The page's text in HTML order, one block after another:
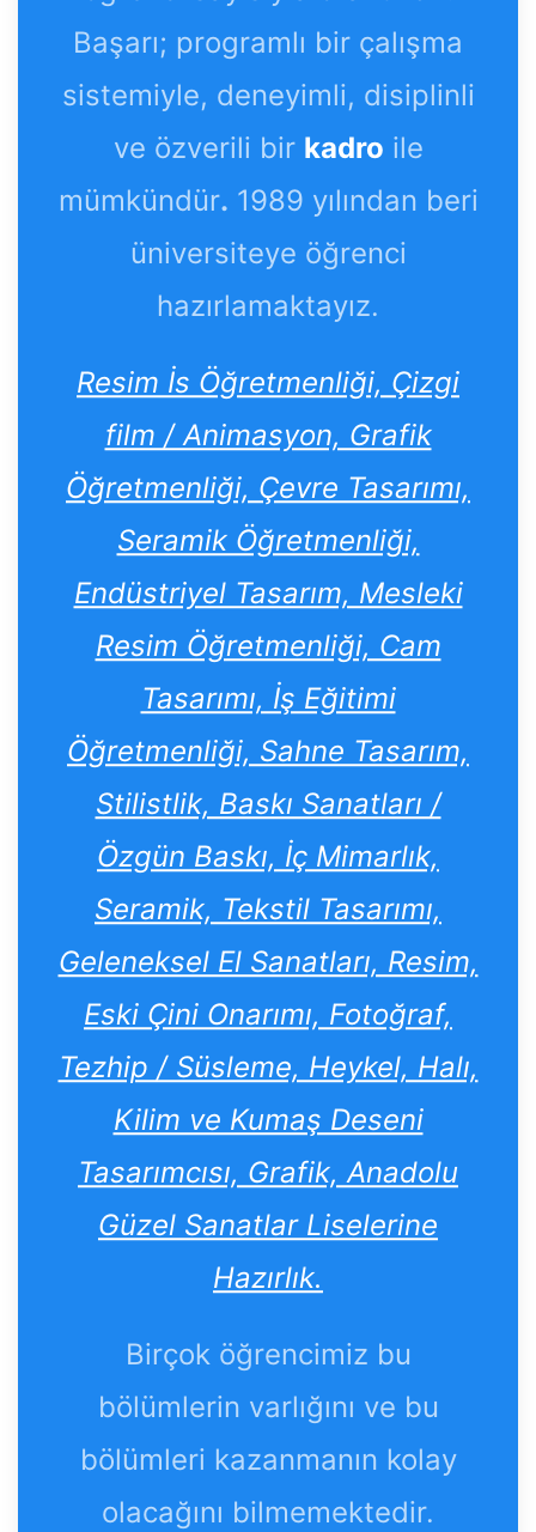
Başarı; programlı bir çalışma
sistemiyle, deneyimli, disiplinli
ve özverili bir kadro ile
mümkündür. 1989 yılından beri
üniversiteye öğrenci
hazırlamaktayız.
Resim İs Öğretmenliği, Çizgi
film / Animasyon, Grafik
Öğretmenliği, Çevre Tasarımı,
Seramik Öğretmenliği,
Endüstriyel Tasarım, Mesleki
Resim Öğretmenliği, Cam
Tasarımı, İş Eğitimi
Öğretmenliği, Sahne Tasarım,
Stilistlik, Baskı Sanatları /
Özgün Baskı, İç Mimarlık,
Seramik, Tekstil Tasarımı,
Geleneksel El Sanatları, Resim,
Eski Çini Onarımı, Fotoğraf,
Tezhip / Süsleme, Heykel, Halı,
Kilim ve Kumaş Deseni
Tasarımcısı, Grafik, Anadolu
Güzel Sanatlar Liselerine
Hazırlık.
Birçok öğrencimiz bu
bölümlerin varlığını ve bu
bölümleri kazanmanın kolay
olacağını bilmemektedir.